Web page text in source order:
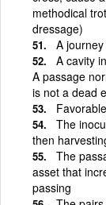
methodical
dressage)
A
A cavity
A passage
is not a dead
The
then
The
asset that
passing